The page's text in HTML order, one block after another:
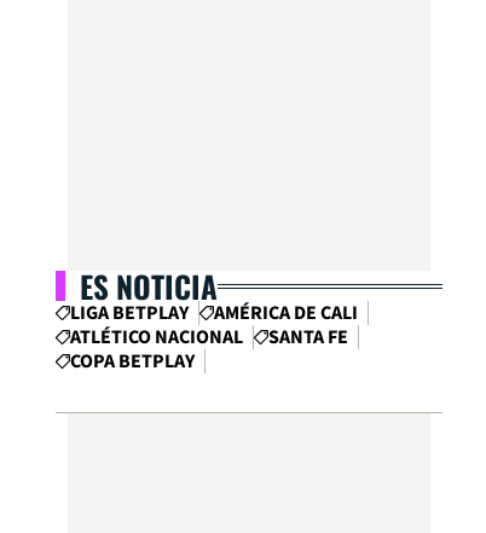
ES NOTICIA
LIGA BETPLAY
AMÉRICA DE CALI
ATLÉTICO NACIONAL
SANTA FE
COPA BETPLAY